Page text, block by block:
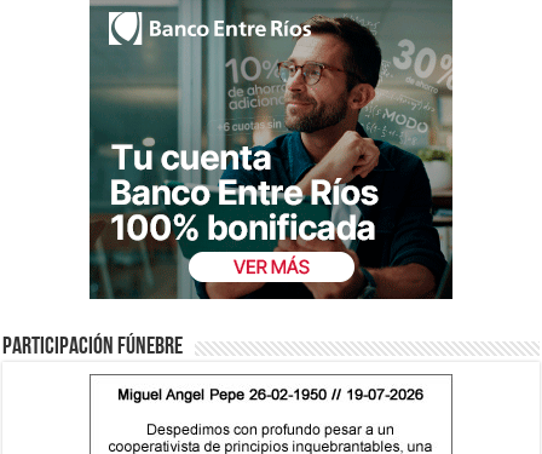
Participación fúnebre